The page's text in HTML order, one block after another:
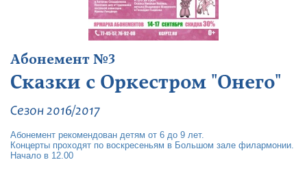
Абонемент №3
Сказки с Оркестром "Онего"
Сезон 2016/2017
Абонемент рекомендован детям от 6 до 9 лет.
Концерты проходят по воскресеньям в Большом зале филармонии.
Начало в 12.00